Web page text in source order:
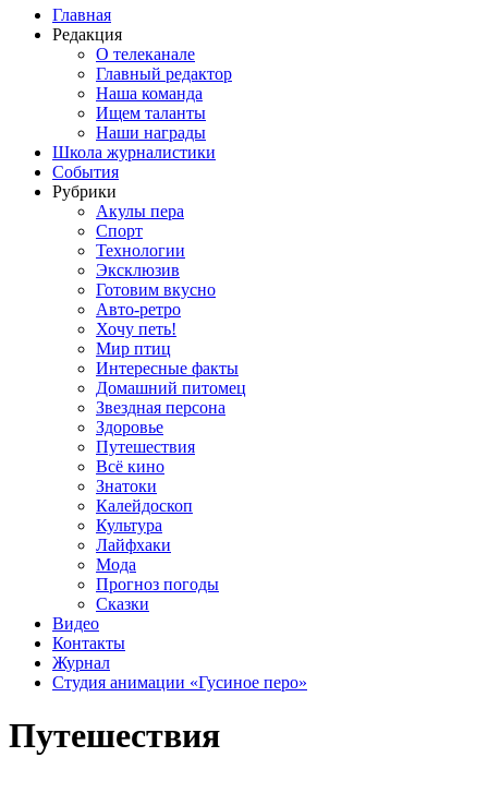
Главная
Редакция
О телеканале
Главный редактор
Наша команда
Ищем таланты
Наши награды
Школа журналистики
События
Рубрики
Акулы пера
Спорт
Технологии
Эксклюзив
Готовим вкусно
Авто-ретро
Хочу петь!
Мир птиц
Интересные факты
Домашний питомец
Звездная персона
Здоровье
Путешествия
Всё кино
Знатоки
Калейдоскоп
Культура
Лайфхаки
Мода
Прогноз погоды
Сказки
Видео
Контакты
Журнал
Студия анимации «Гусиное перо»
Путешествия